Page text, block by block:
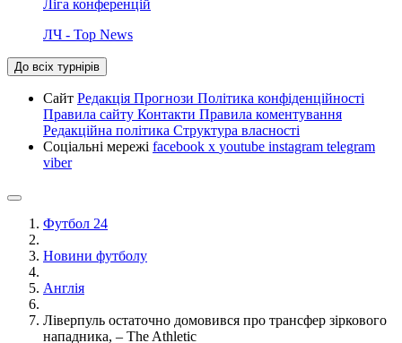
Ліга конференцій
ЛЧ - Top News
До всіх турнірів
Сайт Редакція Прогнози Політика конфіденційності
Правила сайту Контакти Правила коментування
Редакційна політика Структура власності
Соціальні мережі facebook x youtube instagram telegram
viber
Футбол 24
Новини футболу
Англія
Ліверпуль остаточно домовився про трансфер зіркового
нападника, – The Athletic